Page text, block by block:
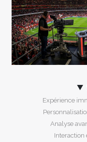
Expérience
Analyse
Interaction